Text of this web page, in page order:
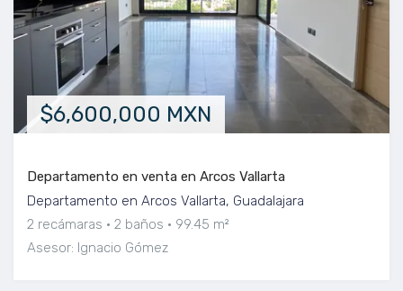
$6,600,000 MXN
Departamento en venta en Arcos Vallarta
Departamento en Arcos Vallarta, Guadalajara
2 recámaras
2 baños
99.45 m²
Asesor: Ignacio Gómez